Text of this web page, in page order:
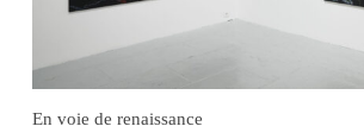
En voie de renaissance